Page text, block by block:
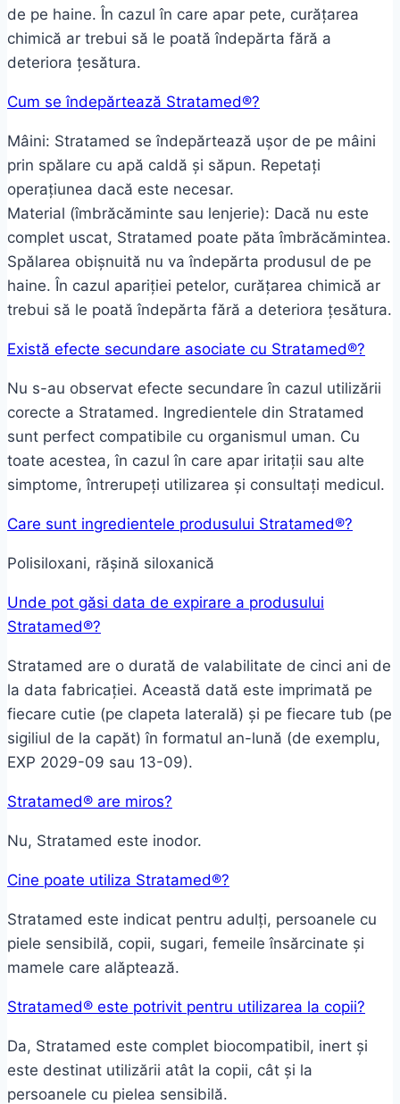
de pe haine. În cazul în care apar pete, curățarea
chimică ar trebui să le poată îndepărta fără a
deteriora țesătura.
Cum se îndepărtează Stratamed®?
Mâini: Stratamed se îndepărtează ușor de pe mâini
prin spălare cu apă caldă și săpun. Repetați
operațiunea dacă este necesar.
Material (îmbrăcăminte sau lenjerie): Dacă nu este
complet uscat, Stratamed poate păta îmbrăcămintea.
Spălarea obișnuită nu va îndepărta produsul de pe
haine. În cazul apariției petelor, curățarea chimică ar
trebui să le poată îndepărta fără a deteriora țesătura.
Există efecte secundare asociate cu Stratamed®?
Nu s-au observat efecte secundare în cazul utilizării
corecte a Stratamed. Ingredientele din Stratamed
sunt perfect compatibile cu organismul uman. Cu
toate acestea, în cazul în care apar iritații sau alte
simptome, întrerupeți utilizarea și consultați medicul.
Care sunt ingredientele produsului Stratamed®?
Polisiloxani, rășină siloxanică
Unde pot găsi data de expirare a produsului
Stratamed®?
Stratamed are o durată de valabilitate de cinci ani de
la data fabricației. Această dată este imprimată pe
fiecare cutie (pe clapeta laterală) și pe fiecare tub (pe
sigiliul de la capăt) în formatul an-lună (de exemplu,
EXP 2029-09 sau 13-09).
Stratamed® are miros?
Nu, Stratamed este inodor.
Cine poate utiliza Stratamed®?
Stratamed este indicat pentru adulți, persoanele cu
piele sensibilă, copii, sugari, femeile însărcinate și
mamele care alăptează.
Stratamed® este potrivit pentru utilizarea la copii?
Da, Stratamed este complet biocompatibil, inert și
este destinat utilizării atât la copii, cât și la
persoanele cu pielea sensibilă.